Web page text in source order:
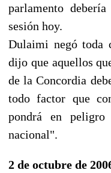
parlamento
sesión hoy.
Dulaimi negó toda
dijo que aquellos
de la Concordia
todo factor que
pondrá en
nacional".
2 de octubre de